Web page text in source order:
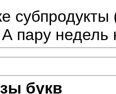
пару недель
букв